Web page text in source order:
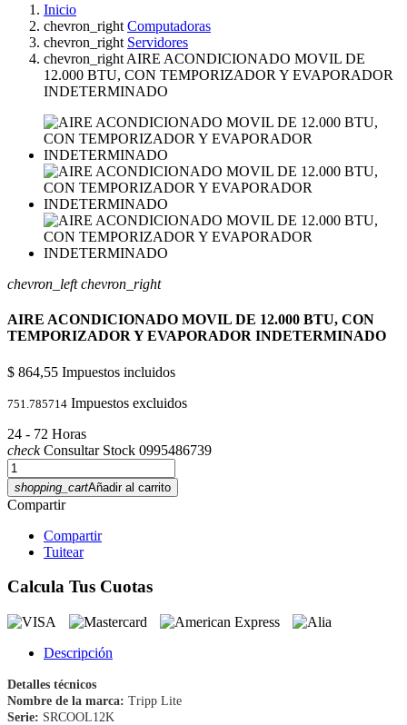
Inicio
chevron_right Computadoras
chevron_right Servidores
chevron_right AIRE ACONDICIONADO MOVIL DE
12.000 BTU, CON TEMPORIZADOR Y EVAPORADOR
INDETERMINADO
chevron_left chevron_right
AIRE ACONDICIONADO MOVIL DE 12.000 BTU, CON
TEMPORIZADOR Y EVAPORADOR INDETERMINADO
$ 864,55 Impuestos incluidos
751.785714 Impuestos excluidos
24 - 72 Horas
checkConsultar Stock 0995486739
shopping_cartAñadir al carrito
Compartir
Compartir
Tuitear
Calcula Tus Cuotas
Descripción
Detalles técnicos
Nombre de la marca: Tripp Lite
Serie: SRCOOL12K